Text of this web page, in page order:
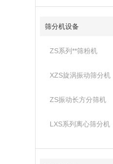
筛分机设备
ZS系列**筛粉机
XZS旋涡振动筛分机
ZS振动长方分筛机
LXS系列离心筛分机